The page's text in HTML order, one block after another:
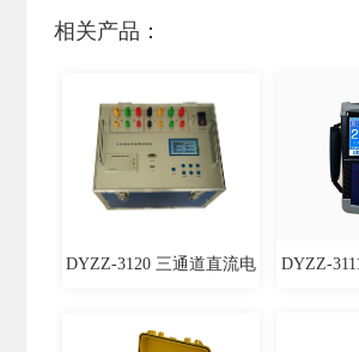
相关产品：
DYZZ-3120 三通道直流电 DYZZ-